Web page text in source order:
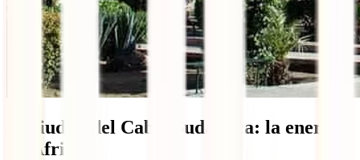
8. Ciudad del Cabo, Sudáfrica: la energía
de África